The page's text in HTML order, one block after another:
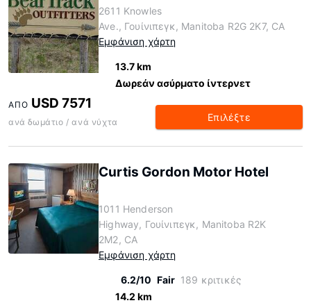
2611 Knowles
Ave., Γουίνιπεγκ, Manitoba R2G 2K7, CA
Εμφάνιση χάρτη
13.7 km
Δωρεάν ασύρματο ίντερνετ
ΑΠΌ USD 7571
ανά δωμάτιο / ανά νύχτα Επιλέξτε
Curtis Gordon Motor Hotel
1011 Henderson
Highway, Γουίνιπεγκ, Manitoba R2K
2M2, CA
Εμφάνιση χάρτη
6.2/10 Fair 189 κριτικές
14.2 km